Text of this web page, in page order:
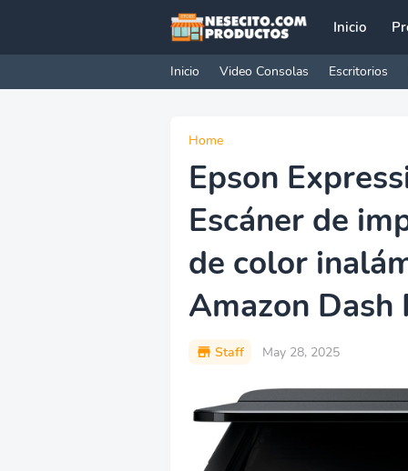
Inicio
Inicio Video Consolas Escritorios
Home
Epson
Escáner de
de color
Amazon Dash
Staff May 28, 2025